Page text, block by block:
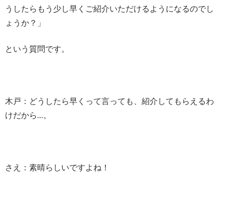
うしたらもう少し早くご紹介いただけるようになるのでし
ょうか？」
という質問です。
木戸：どうしたら早くって言っても、紹介してもらえるわ
けだから…。
さえ：素晴らしいですよね！